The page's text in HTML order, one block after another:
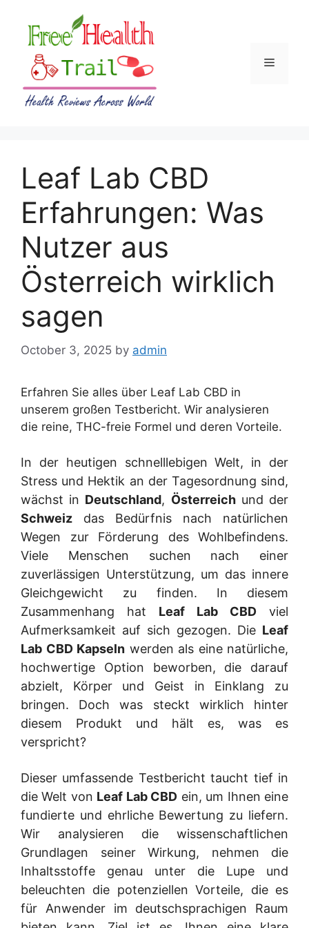
content
Menu
Leaf Lab CBD
Erfahrungen: Was
Nutzer aus
Österreich wirklich
sagen
October 3, 2025 by admin
Erfahren Sie alles über Leaf Lab CBD in
unserem großen Testbericht. Wir analysieren
die reine, THC-freie Formel und deren Vorteile.
In der heutigen schnelllebigen Welt, in der
Stress und Hektik an der Tagesordnung sind,
wächst in Deutschland, Österreichund der
Schweiz das Bedürfnis nach natürlichen
Wegen zur Förderung des Wohlbefindens.
Viele Menschen suchen nach einer
zuverlässigen Unterstützung, um das innere
Gleichgewicht zu finden. In diesem
Zusammenhang hat Leaf Lab CBD viel
Aufmerksamkeit auf sich gezogen. Die Leaf
Lab CBD Kapseln werden als eine natürliche,
hochwertige Option beworben, die darauf
abzielt, Körper und Geist in Einklang zu
bringen. Doch was steckt wirklich hinter
diesem Produkt und hält es, was es
verspricht?
Dieser umfassende Testbericht taucht tief in
die Welt von Leaf Lab CBD ein, um Ihnen eine
fundierte und ehrliche Bewertung zu liefern.
Wir analysieren die wissenschaftlichen
Grundlagen seiner Wirkung, nehmen die
Inhaltsstoffe genau unter die Lupe und
beleuchten die potenziellen Vorteile, die es
für Anwender im deutschsprachigen Raum